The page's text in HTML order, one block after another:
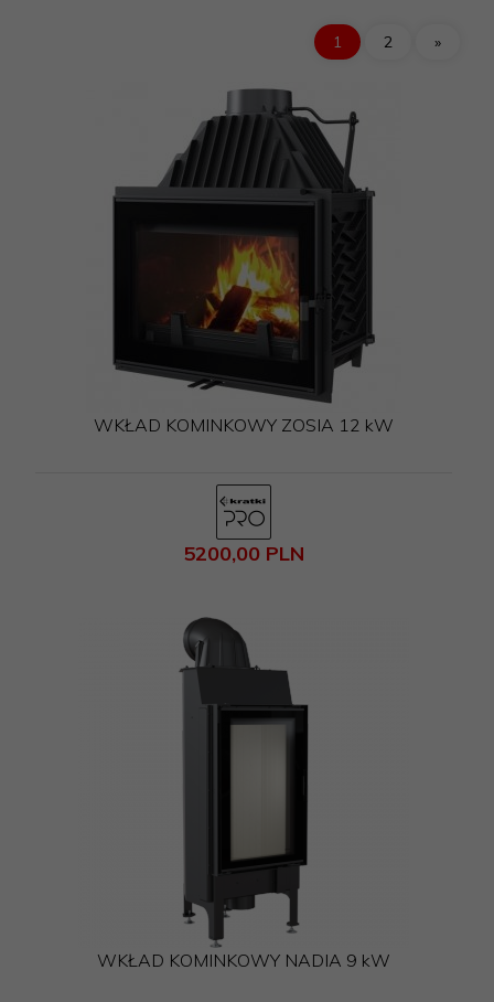
1 2 »
WKŁAD KOMINKOWY ZOSIA 12 kW
5200,00 PLN
WKŁAD KOMINKOWY NADIA 9 kW